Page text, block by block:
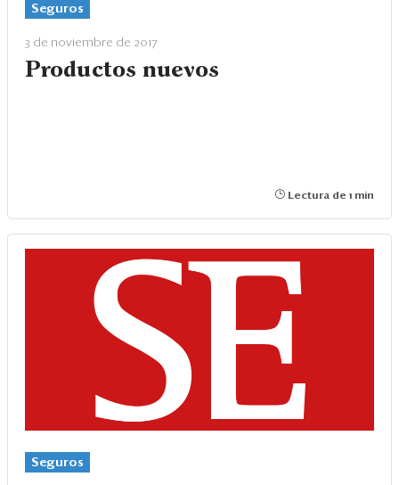
Edición Impresa
Seguros
3 de noviembre de 2017
Productos nuevos
Lectura de 1 min
Seguros